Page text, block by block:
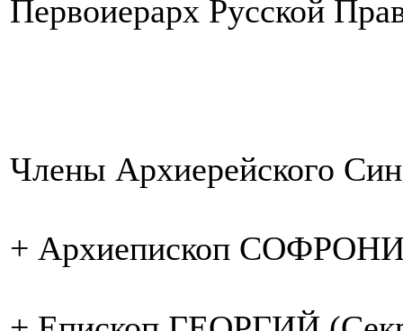
Первоиерарх Русской
Члены Архиерейского
+ Архиепископ